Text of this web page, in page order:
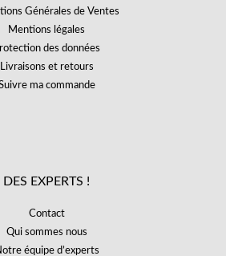
Générales de Ventes
Mentions légales
des données
Livraisons et retours
ma commande
DES EXPERTS !
Contact
Qui sommes nous
équipe d’experts